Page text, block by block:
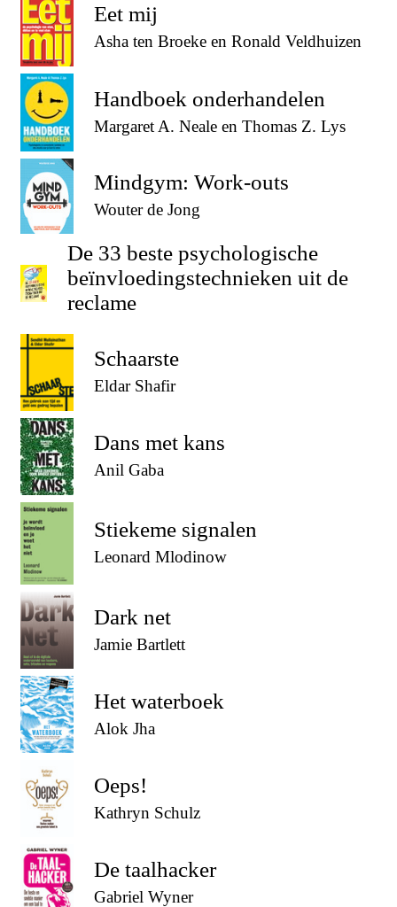
Eet mij
Asha ten Broeke en Ronald Veldhuizen
Handboek onderhandelen
Margaret A. Neale en Thomas Z. Lys
Mindgym: Work-outs
Wouter de Jong
De 33 beste psychologische
beïnvloedingstechnieken uit de
reclame
Schaarste
Eldar Shafir
Dans met kans
Anil Gaba
Stiekeme signalen
Leonard Mlodinow
Dark net
Jamie Bartlett
Het waterboek
Alok Jha
Oeps!
Kathryn Schulz
De taalhacker
Gabriel Wyner